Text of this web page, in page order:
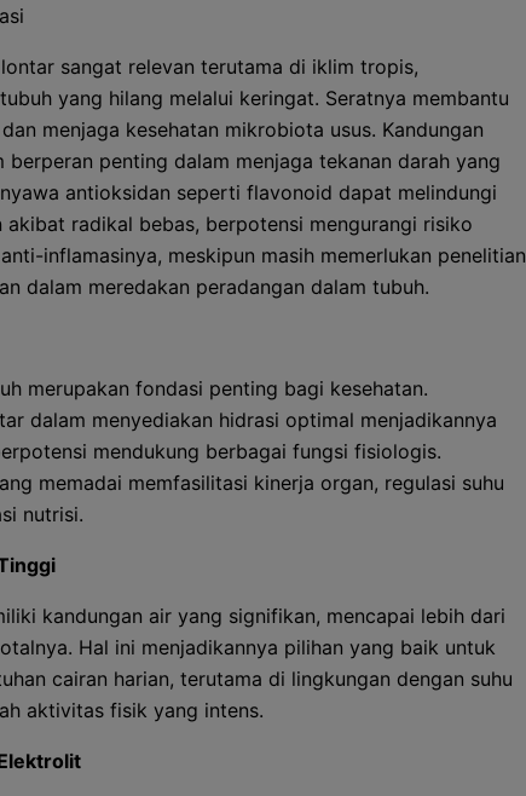
sangat relevan terutama di iklim tropis,
yang hilang melalui keringat. Seratnya membantu
menjaga kesehatan mikrobiota usus. Kandungan
berperan penting dalam menjaga tekanan darah yang
antioksidan seperti flavonoid dapat melindungi
akibat radikal bebas, berpotensi mengurangi risiko
inflamasinya, meskipun masih memerlukan penelitian
dalam meredakan peradangan dalam tubuh.
merupakan fondasi penting bagi kesehatan.
dalam menyediakan hidrasi optimal menjadikannya
mendukung berbagai fungsi fisiologis.
memadai memfasilitasi kinerja organ, regulasi suhu
nutrisi.
kandungan air yang signifikan, mencapai lebih dari
Hal ini menjadikannya pilihan yang baik untuk
cairan harian, terutama di lingkungan dengan suhu
aktivitas fisik yang intens.